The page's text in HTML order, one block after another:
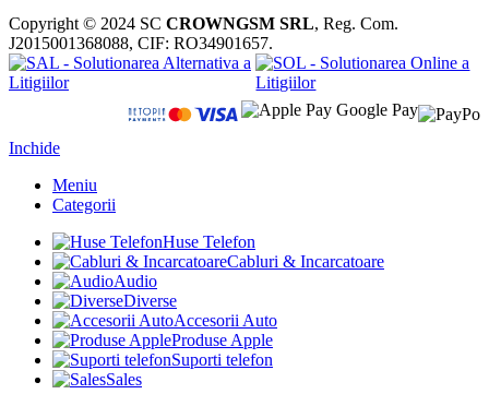
Copyright © 2024 SC CROWNGSM SRL, Reg. Com.
J2015001368088, CIF: RO34901657.
Inchide
Meniu
Categorii
Huse Telefon
Cabluri & Incarcatoare
Audio
Diverse
Accesorii Auto
Produse Apple
Suporti telefon
Sales